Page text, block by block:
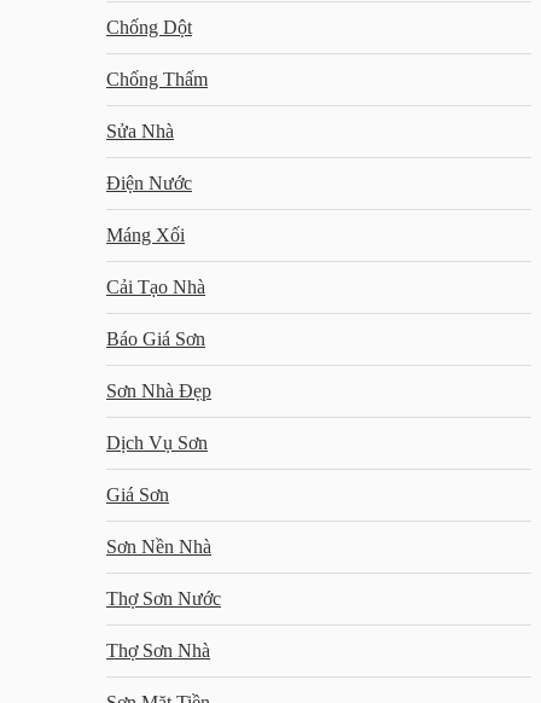
Chống Dột
Chống Thấm
Sửa Nhà
Điện Nước
Máng Xối
Cải Tạo Nhà
Báo Giá Sơn
Sơn Nhà Đẹp
Dịch Vụ Sơn
Giá Sơn
Sơn Nền Nhà
Thợ Sơn Nước
Thợ Sơn Nhà